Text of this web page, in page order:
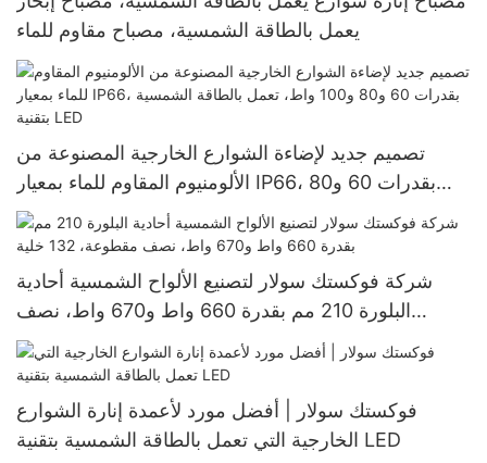
يعمل بالطاقة الشمسية، مصباح مقاوم للماء
تصميم جديد لإضاءة الشوارع الخارجية المصنوعة من
الألومنيوم المقاوم للماء بمعيار IP66، بقدرات 60 و80
و100 واط، تعمل بالطاقة الشمسية بتقنية LED
شركة فوكستك سولار لتصنيع الألواح الشمسية أحادية
البلورة 210 مم بقدرة 660 واط و670 واط، نصف
مقطوعة، 132 خلية
فوكستك سولار | أفضل مورد لأعمدة إنارة الشوارع
الخارجية التي تعمل بالطاقة الشمسية بتقنية LED